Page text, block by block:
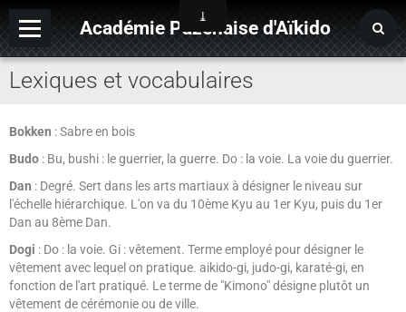
Académie Pazenaise d'Aïkido
Contact
Agenda
Lexiques et vocabulaires
Bokken : Sabre en bois
Budo : Bu, bushi : le guerrier, la guerre. Do : la voie. La voie du guerrier.
Dan : Degré. Sert dans les arts martiaux à désigner le niveau sur
l'échelle hiérarchique. L'on va du 10ème Kyu au 1er Kyu, puis du 1er
Dan au 8ème Dan.
Dogi : Do : la voie. Gi : vêtement. Terme employé pour désigner le
vêtement avec lequel on pratique. aikido-gi, judo-gi, karaté-gi, en
fonction de l'art pratiqué. Le terme de "Kimono" désigne plutôt un
vêtement de cérémonie ou de ville.